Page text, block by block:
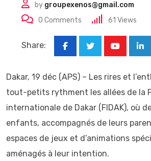
by groupexenos@gmail.com
0 Comments 61 Views
Share:
Dakar, 19 déc (APS) – Les rires et
tout-petits rythment les allées de la
internationale de Dakar (FIDAK), où
enfants, accompagnés de leurs
espaces de jeux et d’animations
aménagés à leur intention.